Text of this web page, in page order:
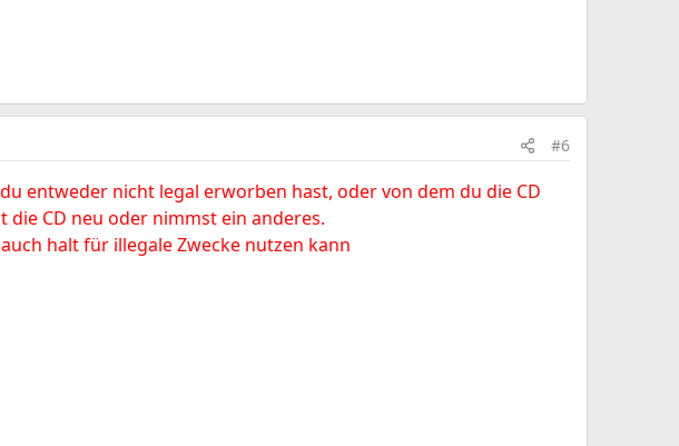
#6
entweder nicht legal erworben hast, oder von dem du die CD
CD neu oder nimmst ein anderes.
halt für illegale Zwecke nutzen kann